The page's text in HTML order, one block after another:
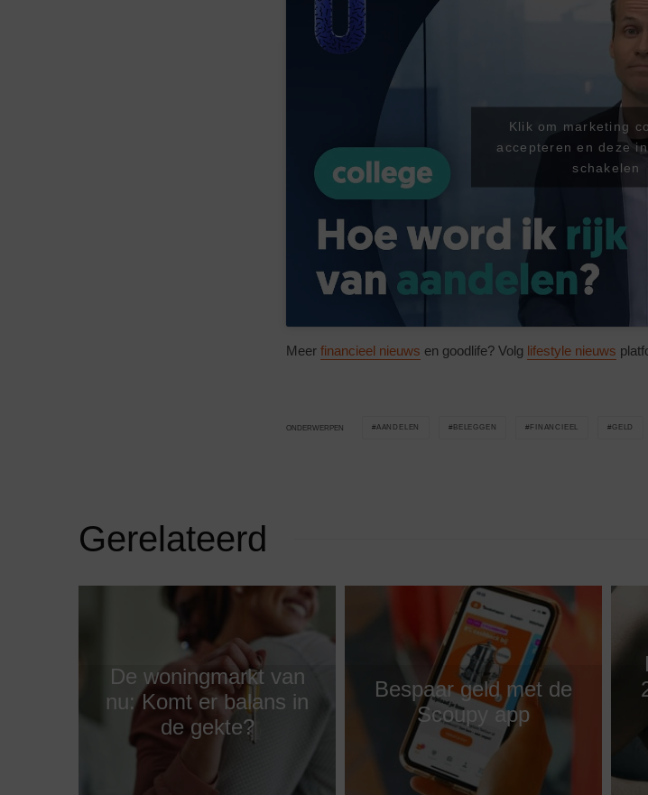
Klik om marketing
accepteren en deze
schakelen
Meer financieel nieuws en goodlife? Volg lifestyle nieuws
ONDERWERPEN AANDELEN BELEGGEN FINANCIEEL GELD
Gerelateerd
De woningmarkt van
nu: Komt er balans in
de gekte?
Bespaar geld met de
Scoupy app